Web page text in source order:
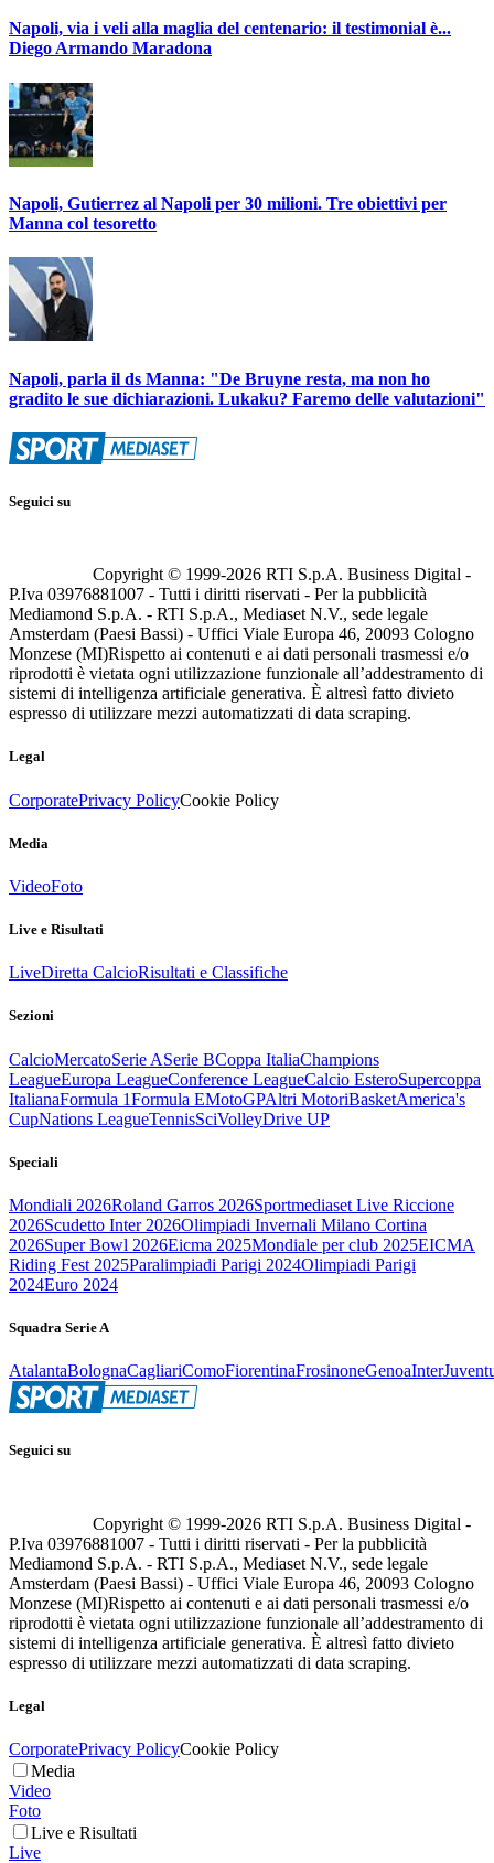
Napoli, via i veli alla maglia del centenario: il testimonial è...
Diego Armando Maradona
Napoli, Gutierrez al Napoli per 30 milioni. Tre obiettivi per
Manna col tesoretto
Napoli, parla il ds Manna: "De Bruyne resta, ma non ho
gradito le sue dichiarazioni. Lukaku? Faremo delle valutazioni"
Seguici su
Copyright © 1999-2026 RTI S.p.A. Business Digital -
P.Iva 03976881007 - Tutti i diritti riservati - Per la pubblicità
Mediamond S.p.A. - RTI S.p.A., Mediaset N.V., sede legale
Amsterdam (Paesi Bassi) - Uffici Viale Europa 46, 20093 Cologno
Monzese (MI)Rispetto ai contenuti e ai dati personali trasmessi e/o
riprodotti è vietata ogni utilizzazione funzionale all’addestramento di
sistemi di intelligenza artificiale generativa. È altresì fatto divieto
espresso di utilizzare mezzi automatizzati di data scraping.
Legal
CorporatePrivacy PolicyCookie Policy
Media
VideoFoto
Live e Risultati
LiveDiretta CalcioRisultati e Classifiche
Sezioni
CalcioMercatoSerie ASerie BCoppa ItaliaChampions
LeagueEuropa LeagueConference LeagueCalcio EsteroSupercoppa
ItalianaFormula 1Formula EMotoGPAltri MotoriBasketAmerica's
CupNations LeagueTennisSciVolleyDrive UP
Speciali
Mondiali 2026Roland Garros 2026Sportmediaset Live Riccione
2026Scudetto Inter 2026Olimpiadi Invernali Milano Cortina
2026Super Bowl 2026Eicma 2025Mondiale per club 2025EICMA
Riding Fest 2025Paralimpiadi Parigi 2024Olimpiadi Parigi
2024Euro 2024
Squadra Serie A
AtalantaBolognaCagliariComoFiorentinaFrosinoneGenoaInter
Seguici su
Copyright © 1999-2026 RTI S.p.A. Business Digital -
P.Iva 03976881007 - Tutti i diritti riservati - Per la pubblicità
Mediamond S.p.A. - RTI S.p.A., Mediaset N.V., sede legale
Amsterdam (Paesi Bassi) - Uffici Viale Europa 46, 20093 Cologno
Monzese (MI)Rispetto ai contenuti e ai dati personali trasmessi e/o
riprodotti è vietata ogni utilizzazione funzionale all’addestramento di
sistemi di intelligenza artificiale generativa. È altresì fatto divieto
espresso di utilizzare mezzi automatizzati di data scraping.
Legal
CorporatePrivacy PolicyCookie Policy
Media
Video
Foto
Live e Risultati
Live